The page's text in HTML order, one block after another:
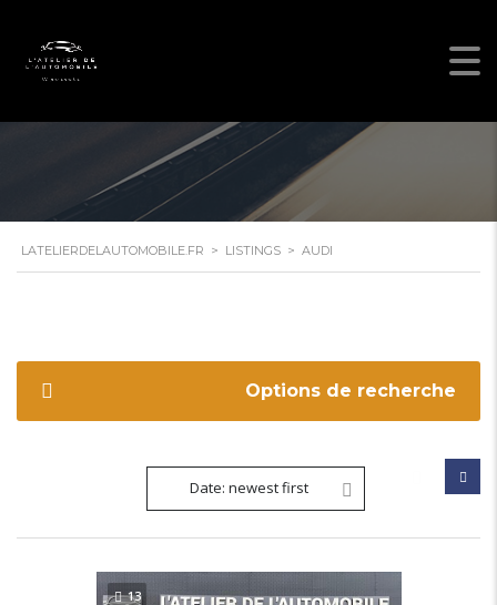
LATELIERDELAUTOMOBILE.FR > LISTINGS > AUDI
Options de recherche
Date: newest first
13